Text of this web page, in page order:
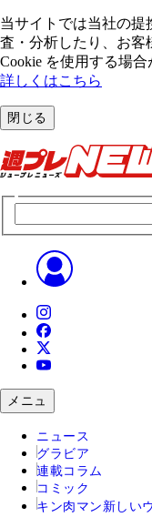
当サイトでは当社の提
査・分析したり、お客
Cookie を使⽤する場合
詳しくはこちら
閉じる
メニュ
ニュース
グラビア
連載コラム
コミック
キン肉マン 新しい